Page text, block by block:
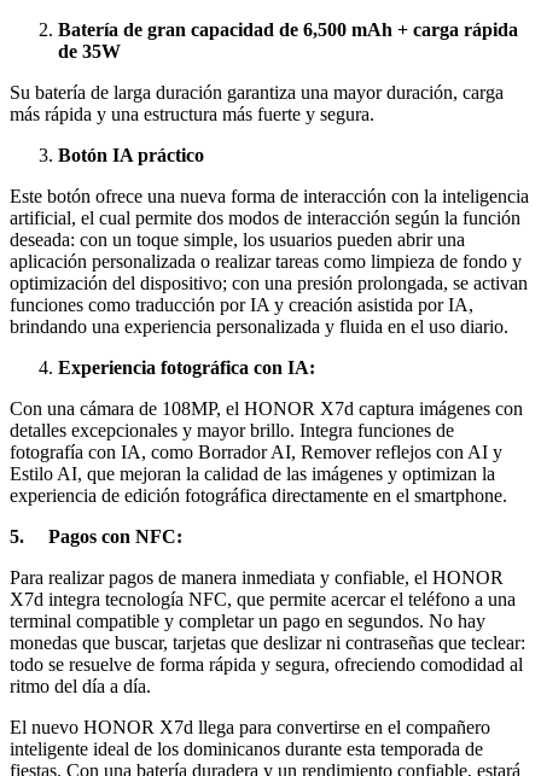
Batería de gran capacidad de 6,500 mAh + carga rápida
de 35W
Su batería de larga duración garantiza una mayor duración, carga
más rápida y una estructura más fuerte y segura.
Botón IA práctico
Este botón ofrece una nueva forma de interacción con la inteligencia
artificial, el cual permite dos modos de interacción según la función
deseada: con un toque simple, los usuarios pueden abrir una
aplicación personalizada o realizar tareas como limpieza de fondo y
optimización del dispositivo; con una presión prolongada, se activan
funciones como traducción por IA y creación asistida por IA,
brindando una experiencia personalizada y fluida en el uso diario.
Experiencia fotográfica con IA:
Con una cámara de 108MP, el HONOR X7d captura imágenes con
detalles excepcionales y mayor brillo. Integra funciones de
fotografía con IA, como Borrador AI, Remover reflejos con AI y
Estilo AI, que mejoran la calidad de las imágenes y optimizan la
experiencia de edición fotográfica directamente en el smartphone.
5.
Pagos con NFC:
Para realizar pagos de manera inmediata y confiable, el HONOR
X7d integra tecnología NFC, que permite acercar el teléfono a una
terminal compatible y completar un pago en segundos. No hay
monedas que buscar, tarjetas que deslizar ni contraseñas que teclear:
todo se resuelve de forma rápida y segura, ofreciendo comodidad al
ritmo del día a día.
El nuevo HONOR X7d llega para convertirse en el compañero
inteligente ideal de los dominicanos durante esta temporada de
fiestas. Con una batería duradera y un rendimiento confiable, estará